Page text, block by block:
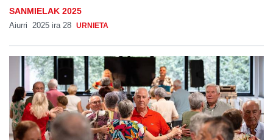
SANMIELAK 2025
Aiurri 2025 ira 28 URNIETA